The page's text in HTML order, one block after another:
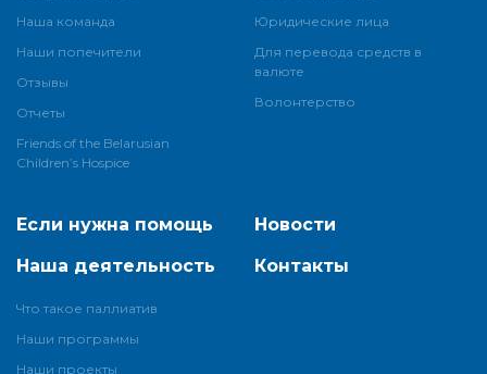
Наша команда
Наши попечители
Отзывы
Отчеты
Friends of the Belarusian
Children’s Hospice
Юридические лица
Для перевода средств в
валюте
Волонтерство
Если нужна помощь
Наша деятельность
Что такое паллиатив
Наши программы
Наши проекты
Новости
Контакты